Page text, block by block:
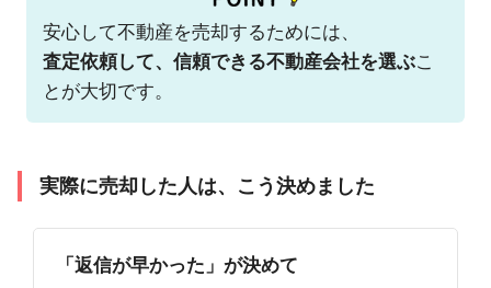
安心して不動産を売却するためには、
査定依頼して、信頼できる不動産会社を選ぶこ
とが大切です。
実際に売却した人は、こう決めました
「返信が早かった」が決めて